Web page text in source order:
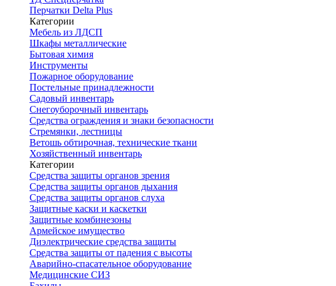
Перчатки Delta Plus
Категории
Мебель из ЛДСП
Шкафы металлические
Бытовая химия
Инструменты
Пожарное оборудование
Постельные принадлежности
Садовый инвентарь
Снегоуборочный инвентарь
Средства ограждения и знаки безопасности
Стремянки, лестницы
Ветошь обтирочная, технические ткани
Хозяйственный инвентарь
Категории
Средства защиты органов зрения
Средства защиты органов дыхания
Средства защиты органов слуха
Защитные каски и каскетки
Защитные комбинезоны
Армейское имущество
Диэлектрические средства защиты
Средства защиты от падения с высоты
Аварийно-спасательное оборудование
Медицинские СИЗ